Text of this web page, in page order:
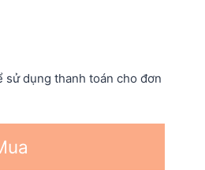
sử dụng thanh toán cho đơn